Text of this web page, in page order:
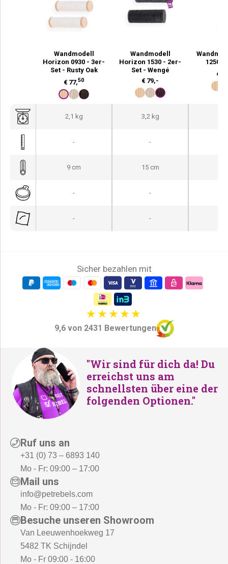
Wandmodell
Horizon 0930 - 3er-
Set - Rusty Oak
€ 77,50
Wandmodell
Horizon 1530 - 2er-
Set - Wengé
€ 79,-
1250 -
€
2,1 kg 3,2 kg
- -
9 cm 15 cm
- -
- -
Sicher bezahlen mit
9,6 von 2431 Bewertungen
"Wir sind für dich da! Du
erreichst uns am
schnellsten über eine der
folgenden Optionen."
Ruf uns an
+31 (0) 73 – 6893 140
Mo - Fr: 09:00 – 17:00
Mail uns
info@petrebels.com
Mo - Fr: 09:00 – 17:00
Besuche unseren Showroom
Van Leeuwenhoekweg 17
5482 TK Schijndel
Mo - Fr 09:00 - 16:00